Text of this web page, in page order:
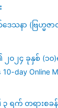
သနာ (ဗြဟ္မဇ
၀၂၄ ခုနှစ် (၁
day Online
က် တရားစခန်း